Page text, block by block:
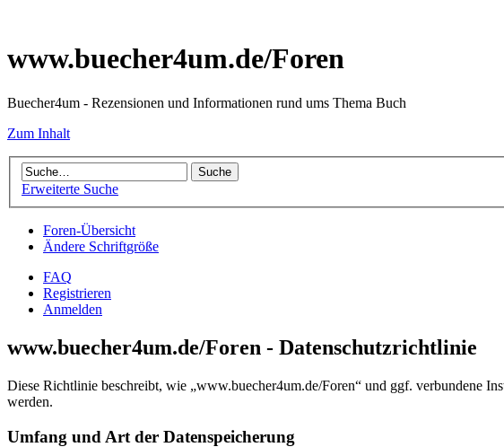
www.buecher4um.de/Foren
Buecher4um - Rezensionen und Informationen rund ums Thema Buch
Zum Inhalt
Erweiterte Suche
Foren-Übersicht
Ändere Schriftgröße
FAQ
Registrieren
Anmelden
www.buecher4um.de/Foren - Datenschutzrichtlinie
Diese Richtlinie beschreibt, wie „www.buecher4um.de/Foren“ und ggf. verbundene
werden.
Umfang und Art der Datenspeicherung